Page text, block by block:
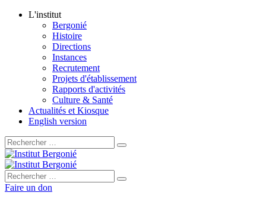
L'institut
Bergonié
Histoire
Directions
Instances
Recrutement
Projets d'établissement
Rapports d'activités
Culture & Santé
Actualités et Kiosque
English version
Rechercher :
Rechercher :
Faire un don